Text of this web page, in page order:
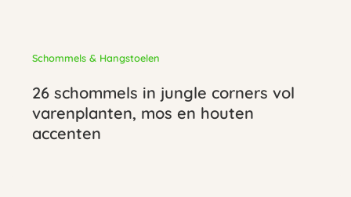
Schommels & Hangstoelen
26 schommels in jungle corners vol
varenplanten, mos en houten
accenten